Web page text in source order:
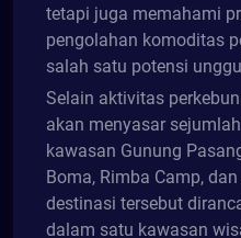
tetapi juga memahami
pengolahan komoditas
salah satu potensi
Selain aktivitas
akan menyasar
kawasan Gunung
Boma, Rimba Camp,
destinasi tersebut
dalam satu kawasan